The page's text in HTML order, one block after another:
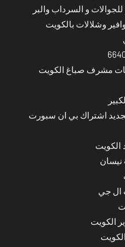
و السرداب والبر
وشلالات بالكويت
مشرف صباغ الكويت
اشتراك بي ان سبورت
الكويت
نيسان
ال جي
الكويت